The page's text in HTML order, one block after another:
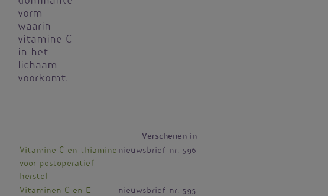
vorm
waarin
vitamine C
in het
lichaam
voorkomt.
Verschenen in
Vitamine C en thiamine
voor postoperatief
herstel
nieuwsbrief nr. 596
Vitaminen C en E
nieuwsbrief nr. 595